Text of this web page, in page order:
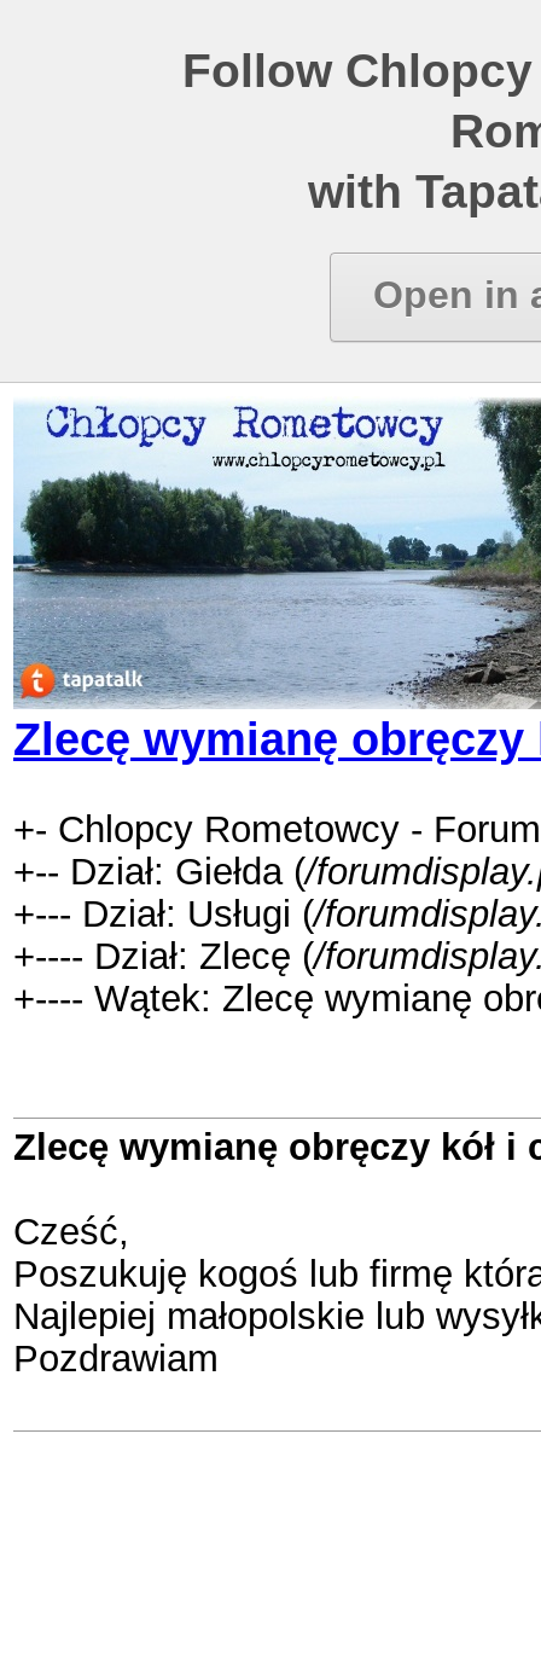
Follow
with
Open in
Zlecę wymianę
+- Chlopcy Rometowcy -
+-- Dział: Giełda (/
+--- Dział: Usługi (/
+---- Dział: Zlecę (/
+---- Wątek: Zlecę wymianę
Zlecę wymianę obręczy kół i
Cześć,
Poszukuję kogoś lub firmę
Najlepiej małopolskie lub
Pozdrawiam